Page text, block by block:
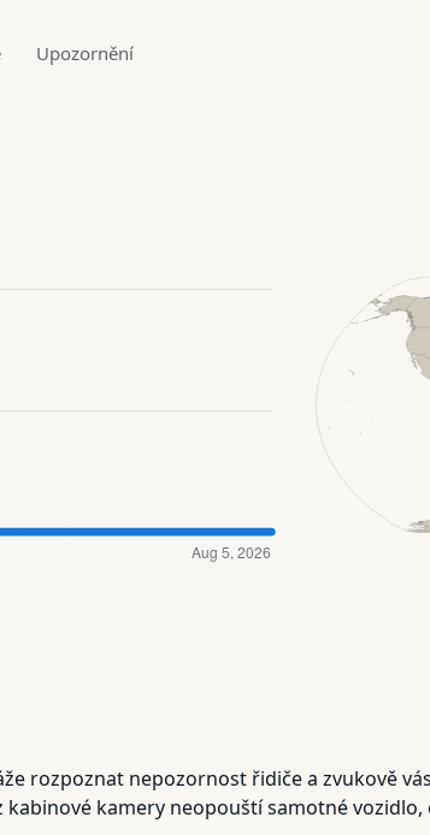
Upozornění
rozpoznat nepozornost řidiče a zvukově
kamery neopouští samotné